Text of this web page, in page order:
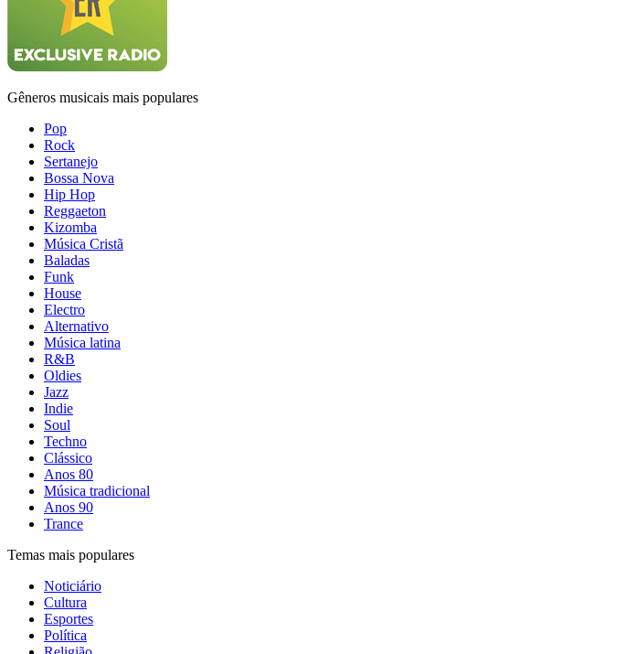
Gêneros musicais mais populares
Pop
Rock
Sertanejo
Bossa Nova
Hip Hop
Reggaeton
Kizomba
Música Cristã
Baladas
Funk
House
Electro
Alternativo
Música latina
R&B
Oldies
Jazz
Indie
Soul
Techno
Clássico
Anos 80
Música tradicional
Anos 90
Trance
Temas mais populares
Noticiário
Cultura
Esportes
Política